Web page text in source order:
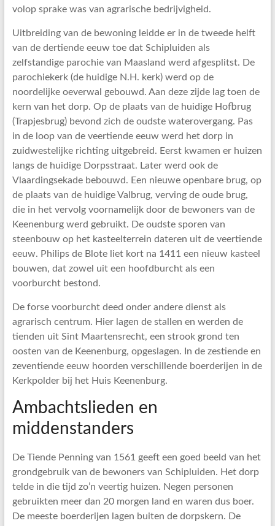
volop sprake was van agrarische bedrijvigheid.
Uitbreiding van de bewoning leidde er in de tweede helft
van de dertiende eeuw toe dat Schipluiden als
zelfstandige parochie van Maasland werd afgesplitst. De
parochiekerk (de huidige N.H. kerk) werd op de
noordelijke oeverwal gebouwd. Aan deze zijde lag toen de
kern van het dorp. Op de plaats van de huidige Hofbrug
(Trapjesbrug) bevond zich de oudste waterovergang. Pas
in de loop van de veertiende eeuw werd het dorp in
zuidwestelijke richting uitgebreid. Eerst kwamen er huizen
langs de huidige Dorpsstraat. Later werd ook de
Vlaardingsekade bebouwd. Een nieuwe openbare brug, op
de plaats van de huidige Valbrug, verving de oude brug,
die in het vervolg voornamelijk door de bewoners van de
Keenenburg werd gebruikt. De oudste sporen van
steenbouw op het kasteelterrein dateren uit de veertiende
eeuw. Philips de Blote liet kort na 1411 een nieuw kasteel
bouwen, dat zowel uit een hoofdburcht als een
voorburcht bestond.
De forse voorburcht deed onder andere dienst als
agrarisch centrum. Hier lagen de stallen en werden de
tienden uit Sint Maartensrecht, een strook grond ten
oosten van de Keenenburg, opgeslagen. In de zestiende en
zeventiende eeuw hoorden verschillende boerderijen in de
Kerkpolder bij het Huis Keenenburg.
Ambachtslieden en
middenstanders
De Tiende Penning van 1561 geeft een goed beeld van het
grondgebruik van de bewoners van Schipluiden. Het dorp
telde in die tijd zo’n veertig huizen. Negen personen
gebruikten meer dan 20 morgen land en waren dus boer.
De meeste boerderijen lagen buiten de dorpskern. De